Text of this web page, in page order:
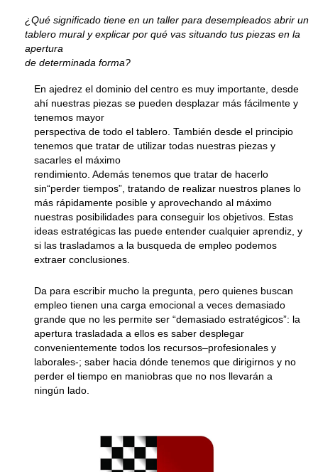
¿Qué significado tiene en un taller para desempleados abrir un
tablero mural y explicar por qué vas situando tus piezas en la
apertura
de determinada forma?
En ajedrez el dominio del centro es muy importante, desde
ahí nuestras piezas se pueden desplazar más fácilmente y
tenemos mayor
perspectiva de todo el tablero. También desde el principio
tenemos que tratar de utilizar todas nuestras piezas y
sacarles el máximo
rendimiento. Además tenemos que tratar de hacerlo
sin“perder tiempos”, tratando de realizar nuestros planes lo
más rápidamente posible y aprovechando al máximo
nuestras posibilidades para conseguir los objetivos. Estas
ideas estratégicas las puede entender cualquier aprendiz, y
si las trasladamos a la busqueda de empleo podemos
extraer conclusiones.
Da para escribir mucho la pregunta, pero quienes buscan
empleo tienen una carga emocional a veces demasiado
grande que no les permite ser “demasiado estratégicos”: la
apertura trasladada a ellos es saber desplegar
convenientemente todos los recursos–profesionales y
laborales-; saber hacia dónde tenemos que dirigirnos y no
perder el tiempo en maniobras que no nos llevarán a
ningún lado.